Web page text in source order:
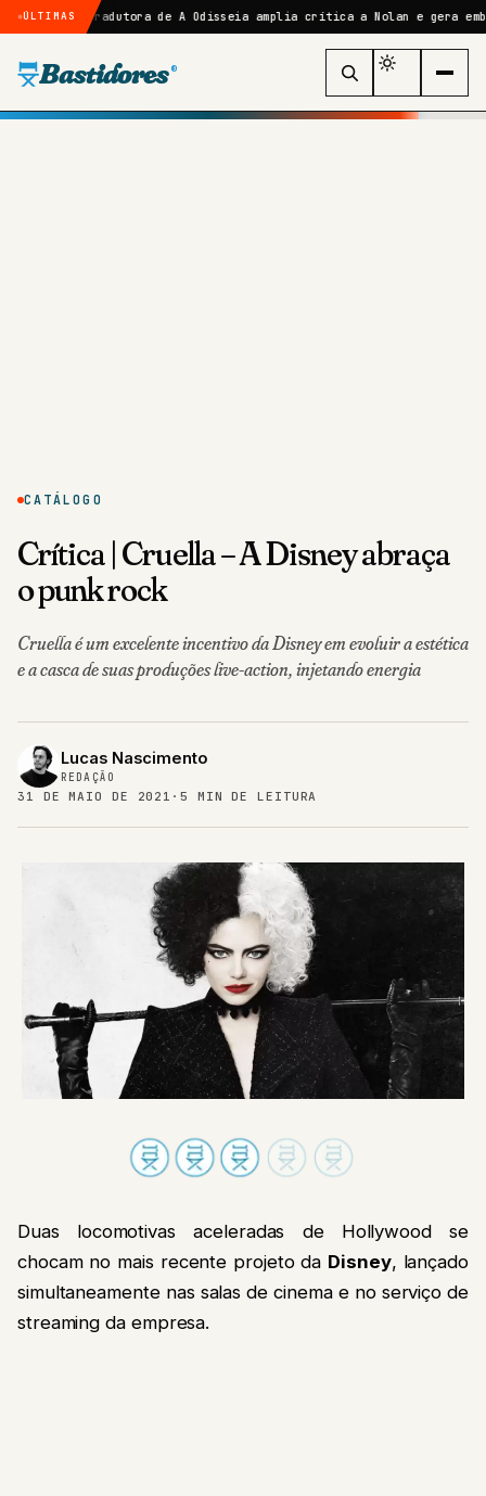
ÚLTIMASde A Odisseia amplia crítica a Nolan e gera embate com
Bastidores ®
CATÁLOGO
Crítica | Cruella – A Disney abraça
o punk rock
Cruella é um excelente incentivo da Disney em evoluir a estética
e a casca de suas produções live-action, injetando energia
Lucas Nascimento
REDAÇÃO
31 DE MAIO DE 2021 ·5 MIN DE LEITURA
Duas locomotivas aceleradas de Hollywood se
chocam no mais recente projeto da Disney, lançado
simultaneamente nas salas de cinema e no serviço de
streaming da empresa.